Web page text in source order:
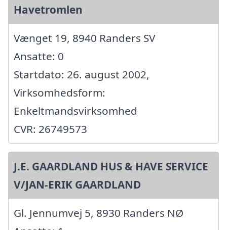
Havetromlen
Vænget 19, 8940 Randers SV
Ansatte: 0
Startdato: 26. august 2002,
Virksomhedsform:
Enkeltmandsvirksomhed
CVR: 26749573
J.E. GAARDLAND HUS & HAVE SERVICE
V/JAN-ERIK GAARDLAND
Gl. Jennumvej 5, 8930 Randers NØ